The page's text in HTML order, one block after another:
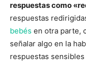
respuestas como
respuestas
bebés en otra parte,
señalar algo en la
respuestas